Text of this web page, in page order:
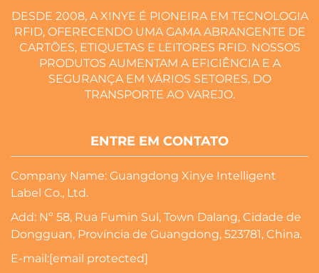
DESDE 2008, A XINYE É PIONEIRA EM TECNOLOGIA
RFID, OFERECENDO UMA GAMA ABRANGENTE DE
CARTÕES, ETIQUETAS E LEITORES RFID. NOSSOS
PRODUTOS AUMENTAM A EFICIÊNCIA E A
SEGURANÇA EM VÁRIOS SETORES, DO
TRANSPORTE AO VAREJO.
ENTRE EM CONTATO
Company Name: Guangdong Xinye Intelligent
Label Co., Ltd.
Add: Nº 58, Rua Fumin Sul, Town Dalang, Cidade de
Dongguan, Província de Guangdong, 523781, China.
E-mail:[email protected]